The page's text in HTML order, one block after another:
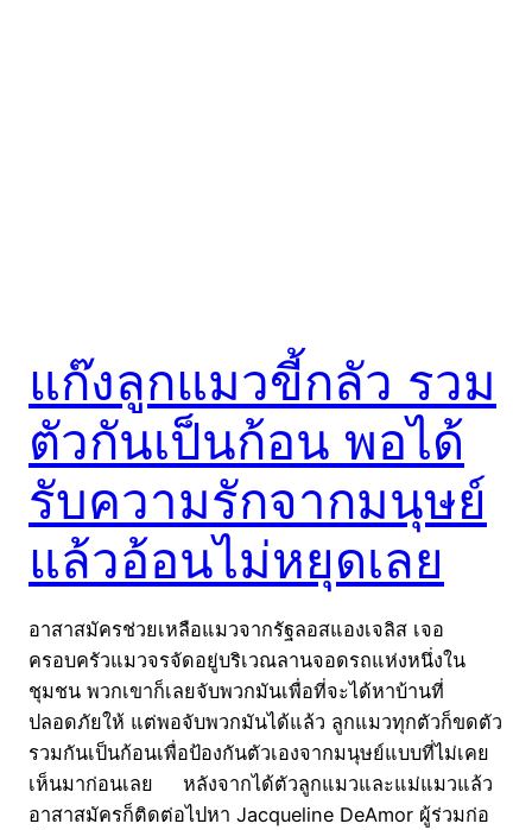
แก๊งลูกแมวขี้กลัว รวม
ตัวกันเป็นก้อน พอได้
รับความรักจากมนุษย์
แล้วอ้อนไม่หยุดเลย
อาสาสมัครช่วยเหลือแมวจากรัฐลอสแองเจลิส เจอ
ครอบครัวแมวจรจัดอยู่บริเวณลานจอดรถแห่งหนึ่งใน
ชุมชน พวกเขาก็เลยจับพวกมันเพื่อที่จะได้หาบ้านที่
ปลอดภัยให้ แต่พอจับพวกมันได้แล้ว ลูกแมวทุกตัวก็ขดตัว
รวมกันเป็นก้อนเพื่อป้องกันตัวเองจากมนุษย์แบบที่ไม่เคย
เห็นมาก่อนเลย หลังจากได้ตัวลูกแมวและแม่แมวแล้ว
อาสาสมัครก็ติดต่อไปหา Jacqueline DeAmor ผู้ร่วมก่อ